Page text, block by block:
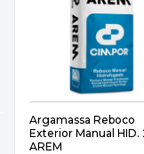
Argamassa Reboco
Exterior Manual HID.
AREM